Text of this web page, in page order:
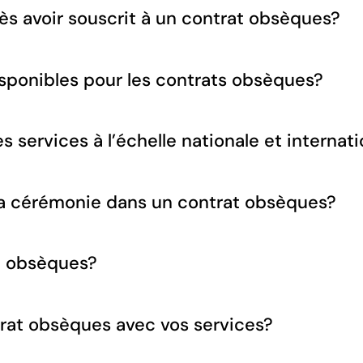
avoir souscrit à un contrat obsèques?
pour les contrats obsèques?
services à l’échelle nationale et
dans un contrat obsèques?
obsèques avec vos services?